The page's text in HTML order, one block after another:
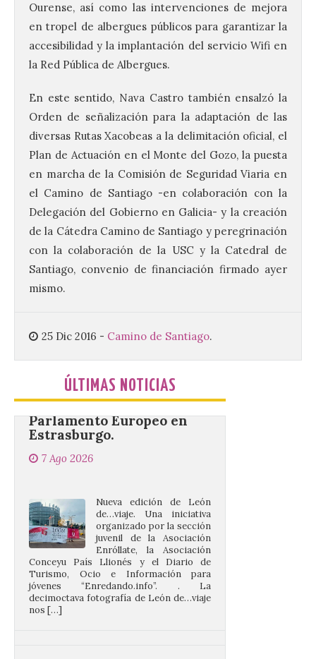
Ourense, así como las intervenciones de mejora
en tropel de albergues públicos para garantizar la
accesibilidad y la implantación del servicio Wifi en
la Red Pública de Albergues.
En este sentido, Nava Castro también ensalzó la
Orden de señalización para la adaptación de las
diversas Rutas Xacobeas a la delimitación oficial, el
Plan de Actuación en el Monte del Gozo, la puesta
en marcha de la Comisión de Seguridad Viaria en
el Camino de Santiago -en colaboración con la
Delegación del Gobierno en Galicia- y la creación
de la Cátedra Camino de Santiago y peregrinación
con la colaboración de la USC y la Catedral de
Santiago, convenio de financiación firmado ayer
mismo.
25 Dic 2016 - Camino de Santiago.
ÚLTIMAS NOTICIAS
de Dulces del Convento a
7 Ago 2026
Tendrá lugar el 9 de
agosto en los aledaños del
monasterio cisterciense
de Santa María la Real de
imprescindible para disfrutar de los
mejores dulces conventuales, tradición,
cultura y un ambiente único. El
Ayuntamiento de Gradefes, intentando
[…]
La decimoctava fotografía
Parlamento Europeo en
Estrasburgo.
7 Ago 2026
juvenil de la Asociación
Enróllate, la Asociación
Conceyu País Llionés y el Diario de
Turismo, Ocio e Información para
jóvenes “Enredando.info”. . La
decimoctava fotografía de León de…viaje
nos […]